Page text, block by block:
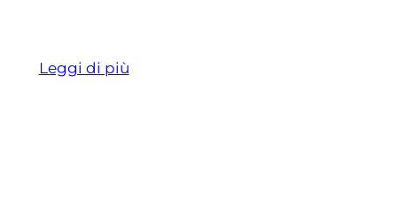
Leggi di più